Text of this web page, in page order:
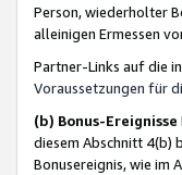
Person, wiederholter
alleinigen Ermessen
Partner-Links auf die
Voraussetzungen für
(b) Bonus-Ereignisse
diesem Abschnitt 4(b)
Bonusereignis, wie im